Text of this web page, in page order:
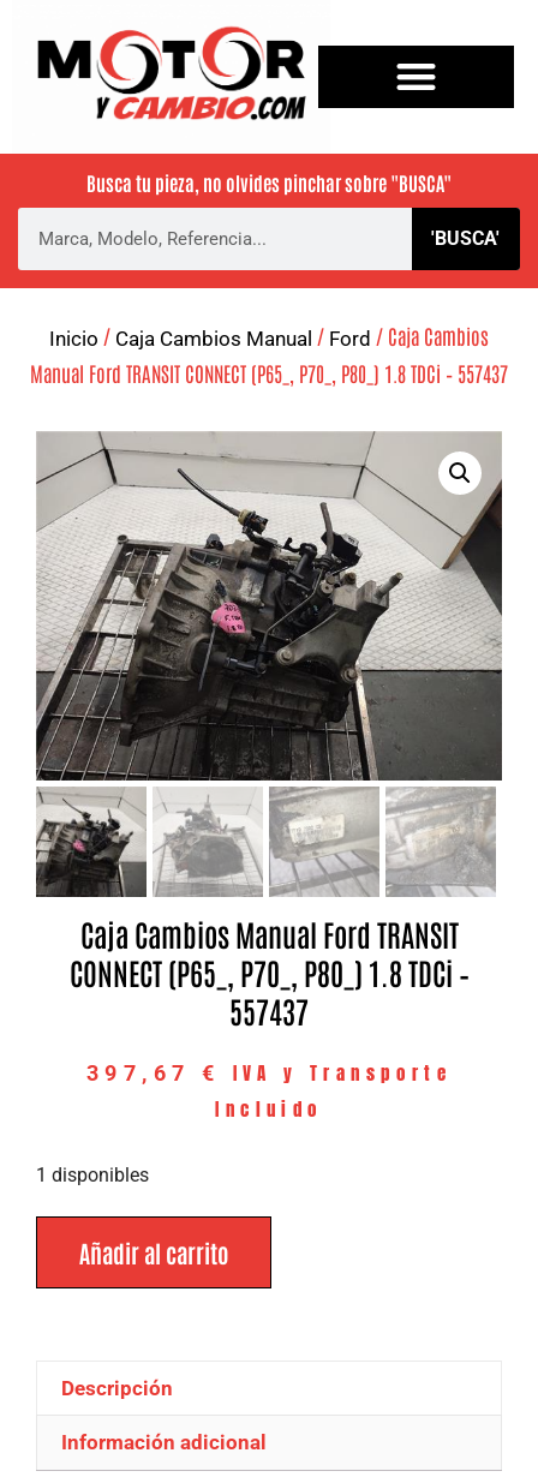
Busca tu pieza, no olvides pinchar sobre "BUSCA"
'BUSCA'
Inicio / Caja Cambios Manual / Ford / Caja Cambios
Manual Ford TRANSIT CONNECT (P65_, P70_, P80_) 1.8 TDCi – 557437
Caja Cambios Manual Ford TRANSIT
CONNECT (P65_, P70_, P80_) 1.8 TDCi –
557437
397,67 €
IVA y Transporte
Incluido
1 disponibles
Añadir al carrito
Descripción
Información adicional